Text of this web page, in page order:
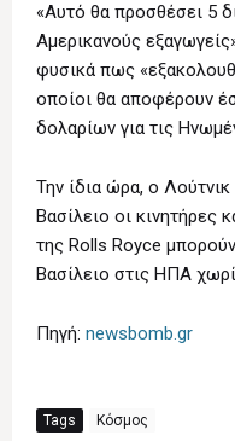
«Αυτό θα προσθέσει 5
Αμερικανούς
φυσικά πως
οποίοι θα αποφέρουν
δολαρίων για τις
Την ίδια ώρα, ο
Βασίλειο οι κινητήρες
της Rolls Royce
Βασίλειο στις ΗΠΑ
Πηγή: newsbomb.gr
Tags Κόσμος